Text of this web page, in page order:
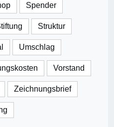
Spender
Struktur
Umschlag
Vorstand
Zeichnungsbrief